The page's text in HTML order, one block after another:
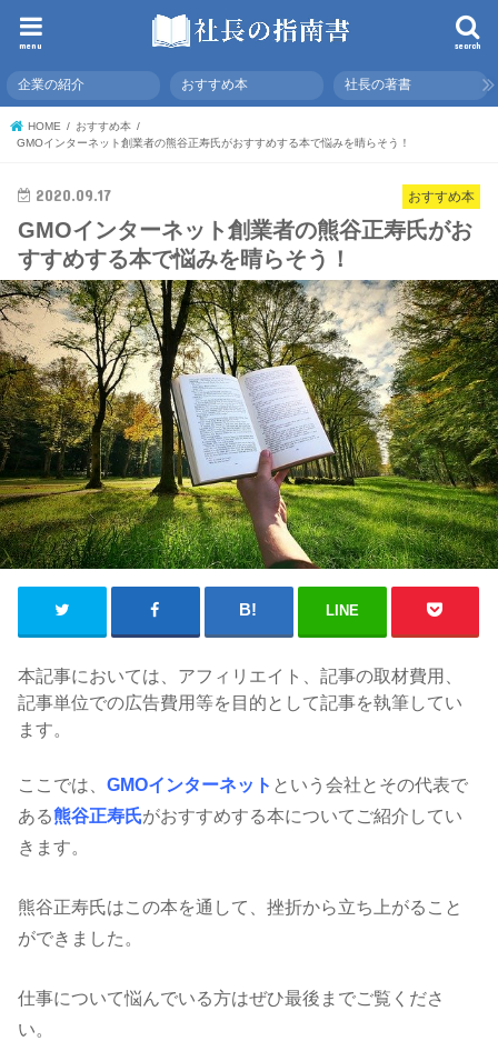
search
menu
企業の紹介 おすすめ本 社長の著書
HOME
おすすめ本
GMOインターネット創業者の熊谷正寿氏がおすすめする本で悩みを晴らそう！
おすすめ本
2020.09.17
GMOインターネット創業者の熊谷正寿氏がお
すすめする本で悩みを晴らそう！
LINE
本記事においては、アフィリエイト、記事の取材費用、
記事単位での広告費用等を目的として記事を執筆してい
ます。
ここでは、GMOインターネット という会社とその代表で
ある熊谷正寿氏がおすすめする本についてご紹介してい
きます。
熊谷正寿氏はこの本を通して、挫折から立ち上がること
ができました。
仕事について悩んでいる方はぜひ最後までご覧くださ
い。